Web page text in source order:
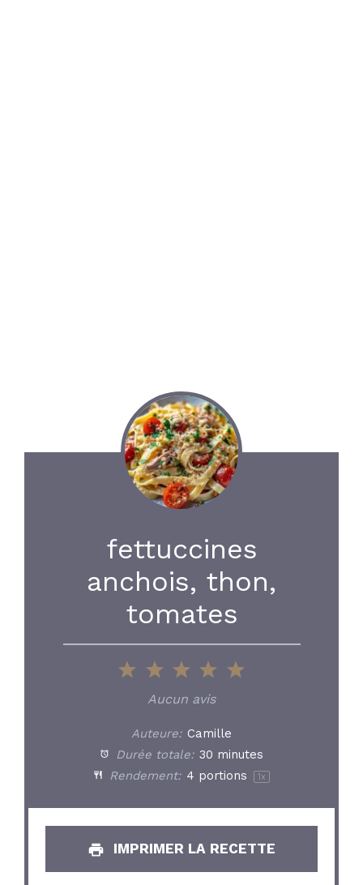
fettuccines
anchois, thon,
tomates
5
4
3
Stars
2
Stars
1
Star
Aucun avis
Auteure: Camille
Durée totale: 30 minutes
Rendement: 4 portions 1x
IMPRIMER LA RECETTE